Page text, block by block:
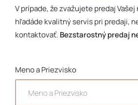
V prípade, že zvažujete predaj
hľadáde kvalitný servis pri predaji,
kontaktovať. Bezstarostný predaj
Meno a Priezvisko